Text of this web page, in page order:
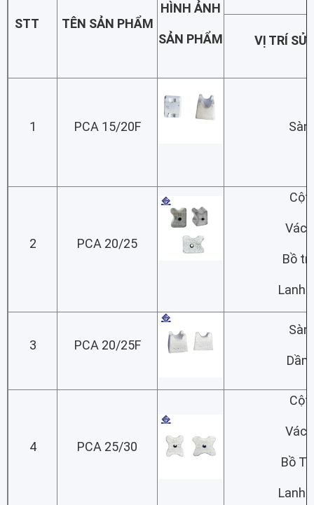
STT TÊN SẢN PHẨM
HÌNH ẢNH
SẢN PHẨM VỊ TRÍ SỬ
1 PCA 15/20F Sàn
2 PCA 20/25
Cột
Vách
Bồ
Lanh
3 PCA 20/25F
Sàn
Dầm
4 PCA 25/30
Cột
Vách
Bồ
Lanh